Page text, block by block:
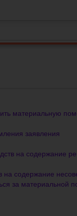
материальную
заявления
на содержание
содержание
за материальной